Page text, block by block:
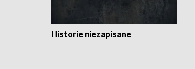
Historie niezapisane